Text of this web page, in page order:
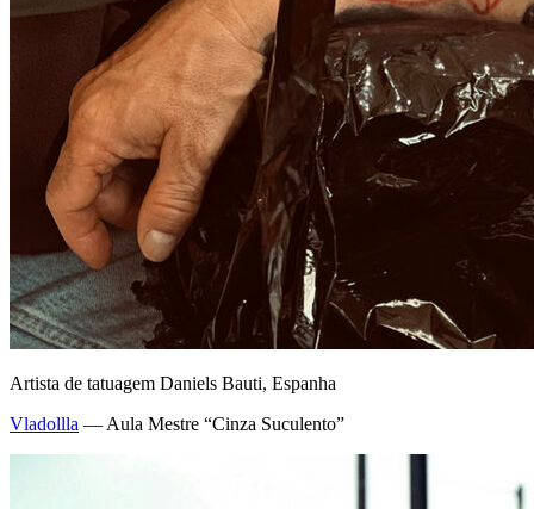
Artista de tatuagem Daniels Bauti, Espanha
Vladollla — Aula Mestre “Cinza Suculento”